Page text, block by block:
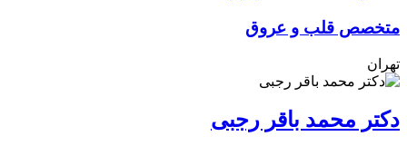
متخصص قلب و عروق
تهران
دکتر محمد باقر رجبی